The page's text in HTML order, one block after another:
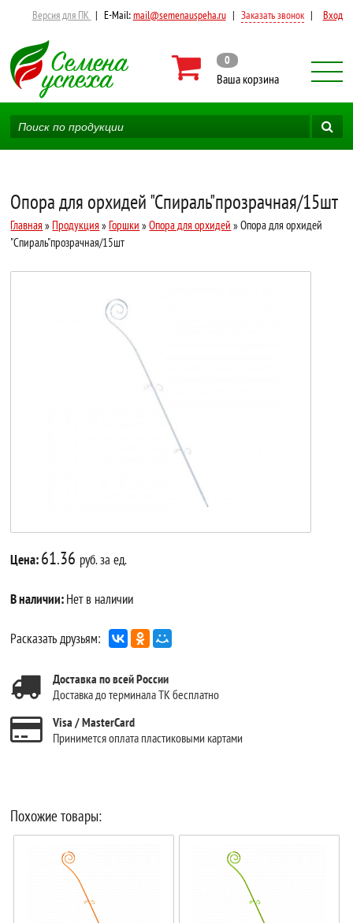
Версия для ПК | E-Mail:mail@semenauspeha.ru | Заказать звонок | Вход
0
Ваша корзина
Опора для орхидей "Спираль"прозрачная/15шт
Главная » Продукция » Горшки »Опора для орхидей » Опора для орхидей
"Спираль"прозрачная/15шт
Цена:61.36 руб. за ед.
В наличии:Нет в наличии
Расказать друзьям:
Доставка по всей России
Доставка до терминала ТК бесплатно
Visa / MasterCard
Принимется оплата пластиковыми картами
Похожие товары: